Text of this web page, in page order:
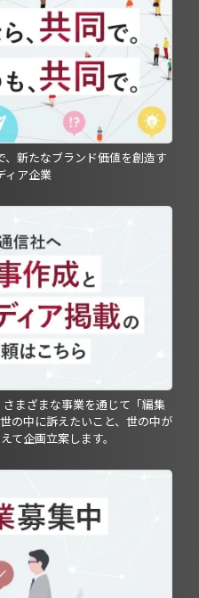
、新たなブランド価値を創造す
ィア企業
まざまな事業を通じて「編集
の中に訴えたいこと、世の中が
て企画立案します。